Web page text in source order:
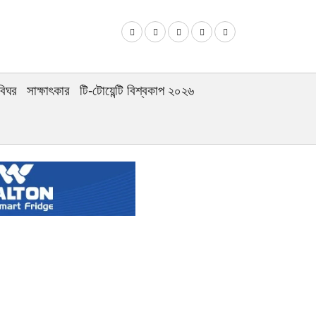
সাক্ষাৎকার টি-টোয়েন্টি বিশ্বকাপ ২০২৬